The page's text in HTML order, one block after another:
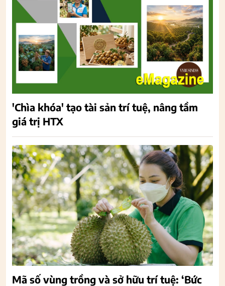
'Chìa khóa' tạo tài sản trí tuệ, nâng tầm
giá trị HTX
Mã số vùng trồng và sở hữu trí tuệ: ‘Bức